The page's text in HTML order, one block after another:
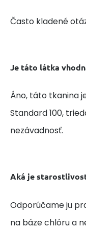
Často kladené
Je táto látka
Áno, táto tkanina
Standard 100,
nezávadnosť.
Aká je
Odporúčame ju
na báze chlóru a